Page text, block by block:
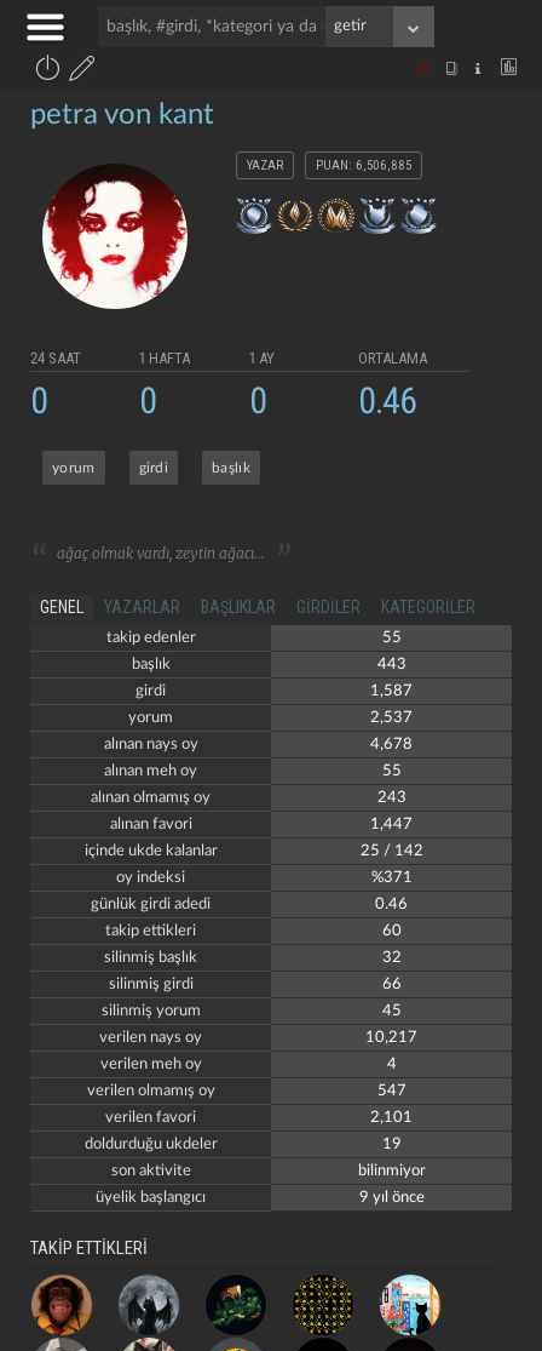
petra von kant
YAZAR PUAN: 6,506,885
24 SAAT
0
1 HAFTA
0
1 AY
0
ORTALAMA
0.46
yorum girdi başlık
ağaç olmak vardı, zeytin ağacı...
GENEL YAZARLAR BAŞLIKLAR GIRDILER KATEGORILER
takip edenler
55
başlık
443
girdi
1,587
yorum
2,537
alınan nays oy
4,678
alınan meh oy
55
alınan olmamış oy
243
alınan favori
1,447
içinde ukde kalanlar
25 / 142
oy indeksi
%371
günlük girdi adedi
0.46
takip ettikleri
60
silinmiş başlık
32
silinmiş girdi
66
silinmiş yorum
45
verilen nays oy
10,217
verilen meh oy
4
verilen olmamış oy
547
verilen favori
2,101
doldurduğu ukdeler
19
son aktivite
bilinmiyor
üyelik başlangıcı
9 yıl önce
TAKİP ETTİKLERİ